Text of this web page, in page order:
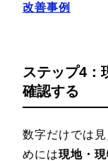
改善事例
ステップ4：
確認する
数字だけでは
めには現地・現